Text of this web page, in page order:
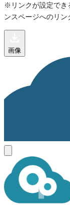
※リンクが設定でき
ンスページへのリン
画像